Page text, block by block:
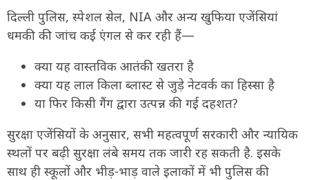
दिल्ली पुलिस, स्पेशल सेल, NIA और अन्य खुफिया एजेंसियां
धमकी की जांच कई एंगल से कर रही हैं—
क्या यह वास्तविक आतंकी खतरा है
क्या यह लाल किला ब्लास्ट से जुड़े नेटवर्क का हिस्सा है
या फिर किसी गैंग द्वारा उत्पन्न की गई दहशत?
सुरक्षा एजेंसियों के अनुसार, सभी महत्वपूर्ण सरकारी और न्यायिक
स्थलों पर बढ़ी सुरक्षा लंबे समय तक जारी रह सकती है. इसके
साथ ही स्कूलों और भीड़-भाड़ वाले इलाकों में भी पुलिस की